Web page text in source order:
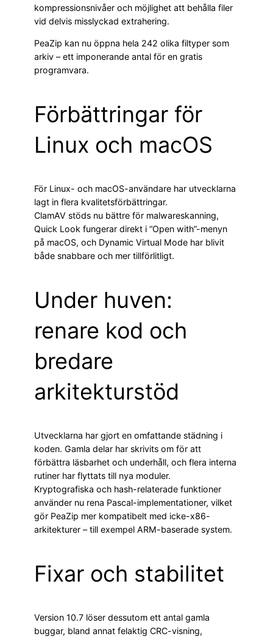
kompressionsnivåer och möjlighet att behålla filer
vid delvis misslyckad extrahering.
PeaZip kan nu öppna hela 242 olika filtyper som
arkiv – ett imponerande antal för en gratis
programvara.
Förbättringar för
Linux och macOS
För Linux- och macOS-användare har utvecklarna
lagt in flera kvalitetsförbättringar.
ClamAV stöds nu bättre för malwareskanning,
Quick Look fungerar direkt i “Open with”-menyn
på macOS, och Dynamic Virtual Mode har blivit
både snabbare och mer tillförlitligt.
Under huven:
renare kod och
bredare
arkitekturstöd
Utvecklarna har gjort en omfattande städning i
koden. Gamla delar har skrivits om för att
förbättra läsbarhet och underhåll, och flera interna
rutiner har flyttats till nya moduler.
Kryptografiska och hash-relaterade funktioner
använder nu rena Pascal-implementationer, vilket
gör PeaZip mer kompatibelt med icke-x86-
arkitekturer – till exempel ARM-baserade system.
Fixar och stabilitet
Version 10.7 löser dessutom ett antal gamla
buggar, bland annat felaktig CRC-visning,